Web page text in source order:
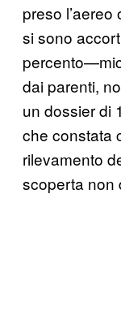
preso
si sono
dai parenti,
un dossier di
che constata
rilevamento
scoperta non